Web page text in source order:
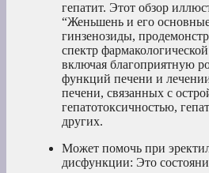
гепатит. Этот обзор
“Женьшень и его
гинзенозиды,
спектр
включая благоприятную
функций печени и
печени, связанных с
гепатотоксичностью,
других.
Может помочь при
дисфункции: Это